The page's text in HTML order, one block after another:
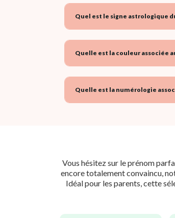
Quel est le signe astrologique
Quelle est la couleur associée
Quelle est la numérologie
Vous hésitez sur le prénom
encore totalement convaincu,
Idéal pour les parents, cette